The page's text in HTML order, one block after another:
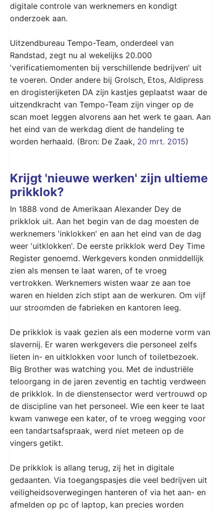
digitale controle van werknemers en kondigt
onderzoek aan.
Uitzendbureau Tempo-Team, onderdeel van
Randstad, zegt nu al wekelijks 20.000
'verificatiemomenten bij verschillende bedrijven' uit
te voeren. Onder andere bij Grolsch, Etos, Aldipress
en drogisterijketen DA zijn kastjes geplaatst waar de
uitzendkracht van Tempo-Team zijn vinger op de
scan moet leggen alvorens aan het werk te gaan. Aan
het eind van de werkdag dient de handeling te
worden herhaald. (Bron: De Zaak, 20 mrt. 2015)
Krijgt 'nieuwe werken' zijn ultieme
prikklok?
In 1888 vond de Amerikaan Alexander Dey de
prikklok uit. Aan het begin van de dag moesten de
werknemers 'inklokken' en aan het eind van de dag
weer 'uitklokken'. De eerste prikklok werd Dey Time
Register genoemd. Werkgevers konden onmiddellijk
zien als mensen te laat waren, of te vroeg
vertrokken. Werknemers wisten waar ze aan toe
waren en hielden zich stipt aan de werkuren. Om vijf
uur stroomden de fabrieken en kantoren leeg.
De prikklok is vaak gezien als een moderne vorm van
slavernij. Er waren werkgevers die personeel zelfs
lieten in- en uitklokken voor lunch of toiletbezoek.
Big Brother was watching you. Met de industriële
teloorgang in de jaren zeventig en tachtig verdween
de prikklok. In de dienstensector werd vertrouwd op
de discipline van het personeel. Wie een keer te laat
kwam vanwege een kater, of te vroeg wegging voor
een tandartsafspraak, werd niet meteen op de
vingers getikt.
De prikklok is allang terug, zij het in digitale
gedaanten. Via toegangspasjes die veel bedrijven uit
veiligheidsoverwegingen hanteren of via het aan- en
afmelden op pc of laptop, kan precies worden